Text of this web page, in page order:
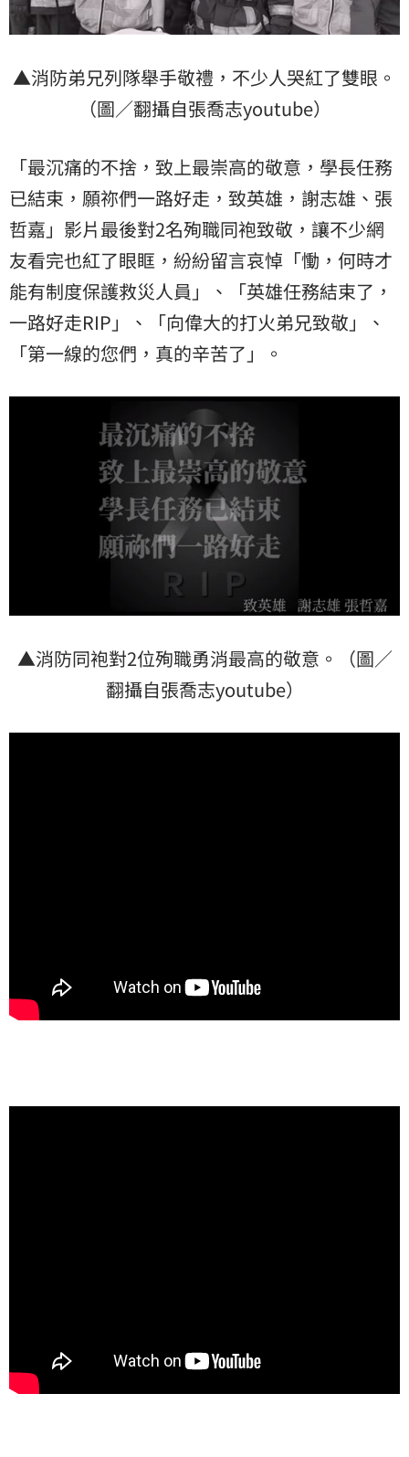
▲消防弟兄列隊舉手敬禮，不少人哭紅了雙眼。
（圖／翻攝自張喬志youtube）
「最沉痛的不捨，致上最崇高的敬意，學長任務
已結束，願祢們一路好走，致英雄，謝志雄、張
哲嘉」影片最後對2名殉職同袍致敬，讓不少網
友看完也紅了眼眶，紛紛留言哀悼「慟，何時才
能有制度保護救災人員」、「英雄任務結束了，
一路好走RIP」、「向偉大的打火弟兄致敬」、
「第一線的您們，真的辛苦了」。
▲消防同袍對2位殉職勇消最高的敬意。（圖／
翻攝自張喬志youtube）